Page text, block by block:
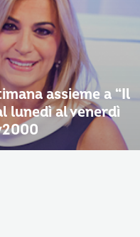
assieme a “Il
lunedì al venerdì